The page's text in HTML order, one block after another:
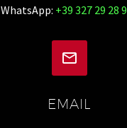
WhatsApp: +39 327 29 28


EMAIL